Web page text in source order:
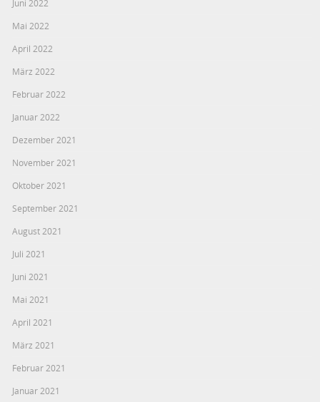
Juni 2022
Mai 2022
April 2022
März 2022
Februar 2022
Januar 2022
Dezember 2021
November 2021
Oktober 2021
September 2021
August 2021
Juli 2021
Juni 2021
Mai 2021
April 2021
März 2021
Februar 2021
Januar 2021